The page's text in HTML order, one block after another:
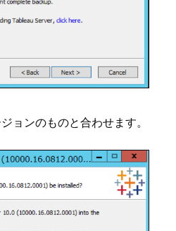
ョンのものと合わせます。